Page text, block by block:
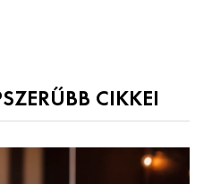
CIKKEI